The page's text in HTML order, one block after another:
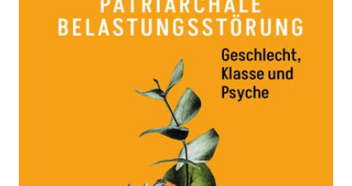
Belastungsstörung
Zur Wunschliste hinzufügen
Geschlecht, Klasse und Psyche